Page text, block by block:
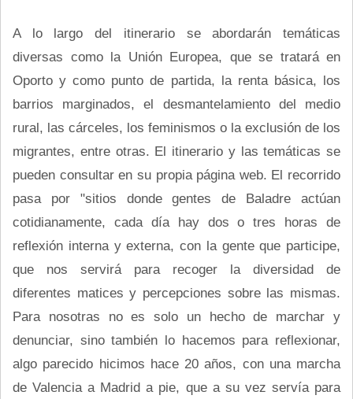
A lo largo del itinerario se abordarán temáticas
diversas como la Unión Europea, que se tratará en
Oporto y como punto de partida, la renta básica, los
barrios marginados, el desmantelamiento del medio
rural, las cárceles, los feminismos o la exclusión de los
migrantes, entre otras. El itinerario y las temáticas se
pueden consultar en su propia página web. El recorrido
pasa por "sitios donde gentes de Baladre actúan
cotidianamente, cada día hay dos o tres horas de
reflexión interna y externa, con la gente que participe,
que nos servirá para recoger la diversidad de
diferentes matices y percepciones sobre las mismas.
Para nosotras no es solo un hecho de marchar y
denunciar, sino también lo hacemos para reflexionar,
algo parecido hicimos hace 20 años, con una marcha
de Valencia a Madrid a pie, que a su vez servía para